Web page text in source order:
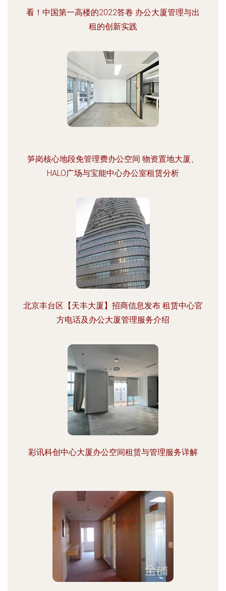
看！中国第一高楼的2022答卷 办公大厦管理与出
租的创新实践
笋岗核心地段免管理费办公空间 物资置地大厦、
HALO广场与宝能中心办公室租赁分析
北京丰台区【天丰大厦】招商信息发布 租赁中心官
方电话及办公大厦管理服务介绍
彩讯科创中心大厦办公空间租赁与管理服务详解